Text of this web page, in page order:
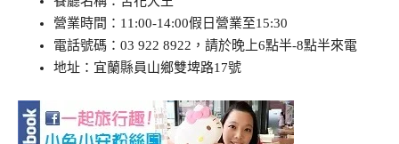
營業時間：11:00-14:00假日營業至15:30
電話號碼：03 922 8922，請於晚上6點半-8點半來電
地址：宜蘭縣員山鄉雙埤路17號